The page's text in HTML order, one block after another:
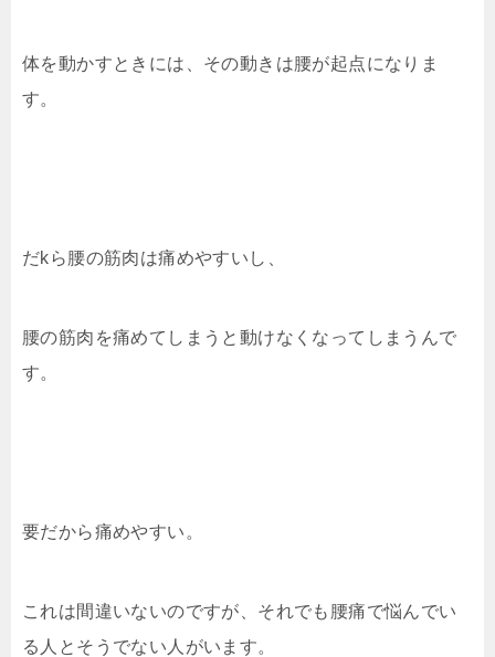
体を動かすときには、その動きは腰が起点になりま
す。
だkら腰の筋肉は痛めやすいし、
腰の筋肉を痛めてしまうと動けなくなってしまうんで
す。
要だから痛めやすい。
これは間違いないのですが、それでも腰痛で悩んでい
る人とそうでない人がいます。